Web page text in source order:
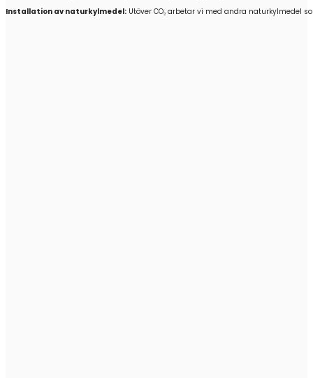
Installation av naturkylmedel: Utöver CO₂ arbetar vi med andra naturkylmedel